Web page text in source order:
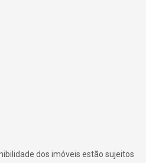
dos imóveis estão sujeitos